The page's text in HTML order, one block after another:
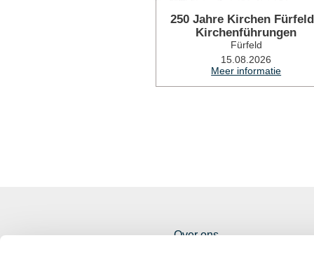
250 Jahre Kirchen
Kirchenführungen
Fürfeld
15.08.2026
Meer informatie
Over ons